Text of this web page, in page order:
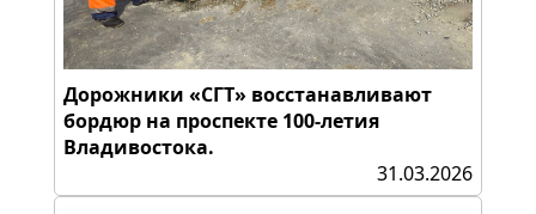
Дорожники «СГТ» восстанавливают
бордюр на проспекте 100-летия
Владивостока.
31.03.2026